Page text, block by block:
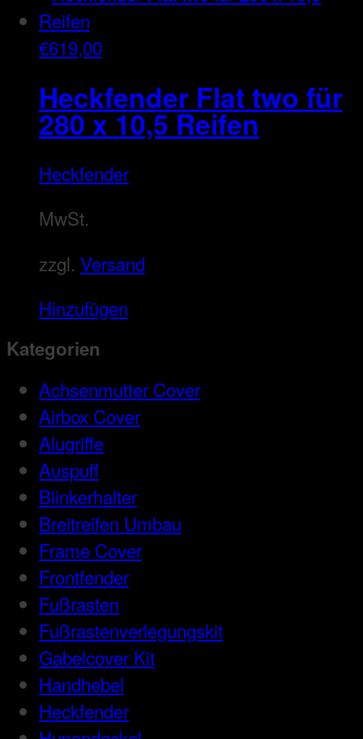
€619,00
Heckfender Flat two für
280 x 10,5 Reifen
Heckfender
MwSt.
zzgl. Versand
Hinzufügen
Kategorien
Achsenmutter Cover
Airbox Cover
Alugriffe
Auspuff
Blinkerhalter
Breitreifen Umbau
Frame Cover
Frontfender
Fußrasten
Fußrastenverlegungskit
Gabelcover Kit
Handhebel
Heckfender